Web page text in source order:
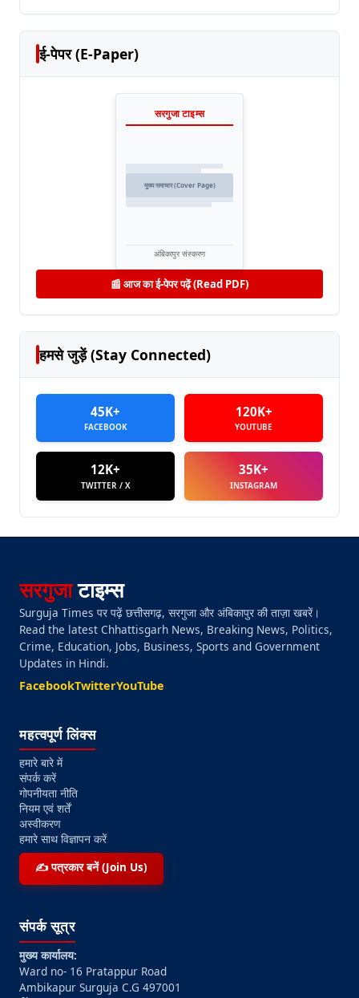
ई-पेपर (E-Paper)
सरगुजा टाइम्स
मुख्य समाचार (Cover Page)
अंबिकापुर संस्करण
📰 आज का ई-पेपर पढ़ें (Read PDF)
हमसे जुड़ें (Stay Connected)
45K+
FACEBOOK
120K+
YOUTUBE
12K+
TWITTER / X
35K+
INSTAGRAM
सरगुजाटाइम्स
Surguja Times पर पढ़ें छत्तीसगढ़, सरगुजा और अंबिकापुर की ताज़ा खबरें।
Read the latest Chhattisgarh News, Breaking News, Politics,
Crime, Education, Jobs, Business, Sports and Government
Updates in Hindi.
FacebookTwitterYouTube
महत्वपूर्ण लिंक्स
हमारे बारे में
संपर्क करें
गोपनीयता नीति
नियम एवं शर्तें
अस्वीकरण
हमारे साथ विज्ञापन करें
✍️ पत्रकार बनें (Join Us)
संपर्क सूत्र
मुख्य कार्यालय:
Ward no- 16 Pratappur Road
Ambikapur Surguja C.G 497001